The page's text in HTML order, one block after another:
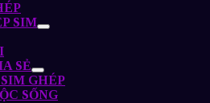
SIM
SẺ
GHÉP
SỐNG